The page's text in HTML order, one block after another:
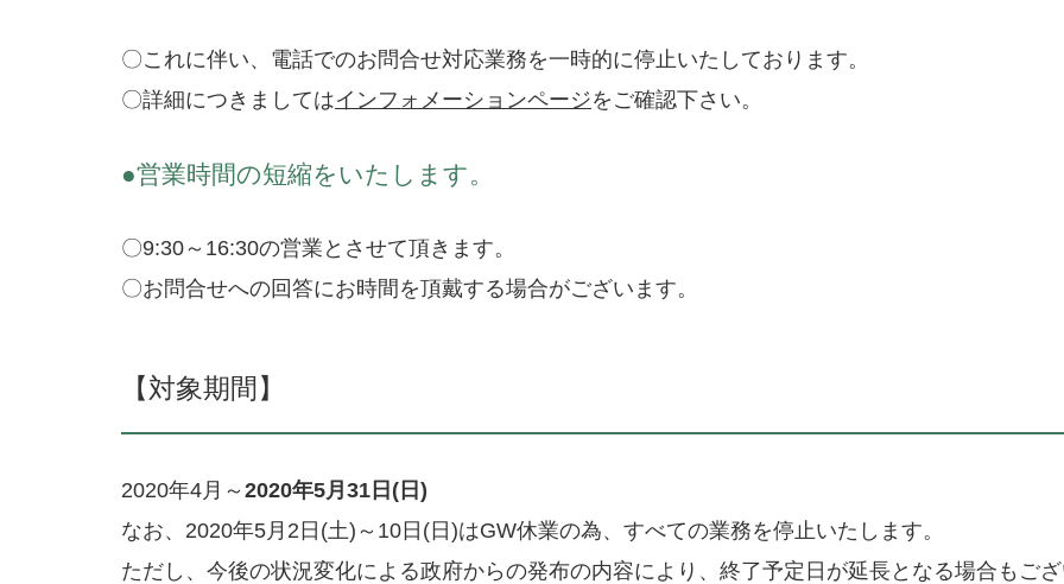
〇これに伴い、電話でのお問合せ対応業務を一時的に停止いたしております。
〇詳細につきましてはインフォメーションページをご確認下さい。
●営業時間の短縮をいたします。
〇9:30～16:30の営業とさせて頂きます。
〇お問合せへの回答にお時間を頂戴する場合がございます。
【対象期間】
2020年4月～ 2020年5月31日(日)
なお、2020年5月2日(土)～10日(日)はGW休業の為、すべての業務を停止いたします。
ただし、今後の状況変化による政府からの発布の内容により、終了予定日が延長となる場合もご